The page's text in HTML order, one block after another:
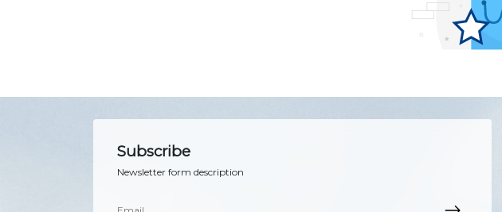
Subscribe
Newsletter form description